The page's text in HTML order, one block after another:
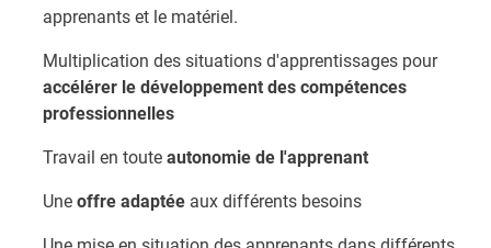
apprenants et le matériel.
Multiplication des situations d'apprentissages pour
accélérer le développement des compétences
professionnelles
Travail en toute autonomie de l'apprenant
Une offre adaptée aux différents besoins